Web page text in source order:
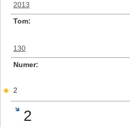
2013
Tom
130
Numer
2
2